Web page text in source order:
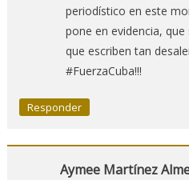
periodístico en este
pone en evidencia,
que escriben tan
#FuerzaCuba!!!
Responder
Aymee Martínez